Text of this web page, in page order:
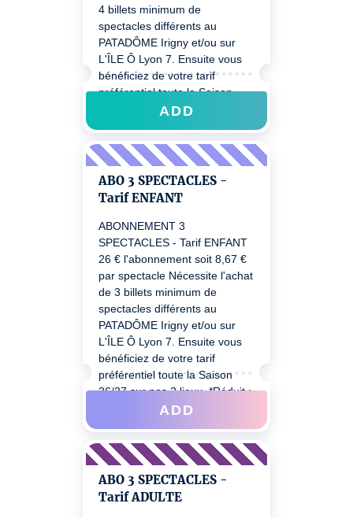
4 billets minimum de
spectacles différents au
PATADÔME Irigny et/ou sur
L'ÎLE Ô Lyon 7. Ensuite vous
bénéficiez de votre tarif
préférentiel toute la Saison
26/27 sur nos 2 lieux. *Réduit :
demandeur.se d’emploi,
bénéficiaire du RSA, + de 65
ans, famille nombreuse, adulte
handicapé.e, groupe à partir
ALTS, CEZAM
ADD
ABO 3 SPECTACLES -
Tarif ENFANT
ABONNEMENT 3
SPECTACLES - Tarif ENFANT
26 € l'abonnement soit 8,67 €
par spectacle Nécessite l'achat
de 3 billets minimum de
spectacles différents au
PATADÔME Irigny et/ou sur
L'ÎLE Ô Lyon 7. Ensuite vous
bénéficiez de votre tarif
préférentiel toute la Saison
26/27 sur nos 2 lieux. *Réduit :
étudiant.e (16 à 26 ans),
bénéficiaire du RSA, + de 65
ans, famille nombreuse, adulte
handicapé.e, groupe à partir
de 8 sur réservation, carte
ADD
ABO 3 SPECTACLES -
Tarif ADULTE